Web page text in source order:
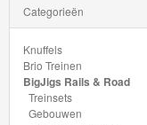
Brio
Treinen
BigJigs
Rails
Categorieën
Knuffels
Brio Treinen
BigJigs Rails & Road
Treinsets
Gebouwen